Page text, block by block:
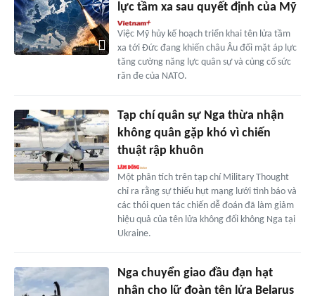
lực tầm xa sau quyết định của Mỹ
Việc Mỹ hủy kế hoạch triển khai tên lửa tầm
xa tới Đức đang khiến châu Âu đối mặt áp lực
tăng cường năng lực quân sự và củng cố sức
răn đe của NATO.
Tạp chí quân sự Nga thừa nhận
không quân gặp khó vì chiến
thuật rập khuôn
Một phân tích trên tạp chí Military Thought
chỉ ra rằng sự thiếu hụt mạng lưới tình báo và
các thói quen tác chiến dễ đoán đã làm giảm
hiệu quả của tên lửa không đối không Nga tại
Ukraine.
Nga chuyển giao đầu đạn hạt
nhân cho lữ đoàn tên lửa Belarus